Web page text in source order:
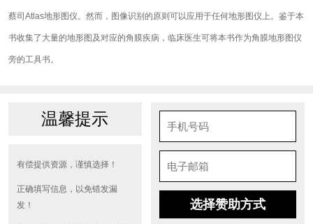
蔡司Atlas地形图仪。然而，图像识别的原则可以应用于任何地形图仪上。鉴于本
书收集了大量的地形图及对应的角膜疾病，临床医生可将本书作为角膜地形图仪
旁的工具书。
温馨提示
有偿提供资源，谨慎选择！
正确填写信息，以免错发漏
发！
选择赞助方式